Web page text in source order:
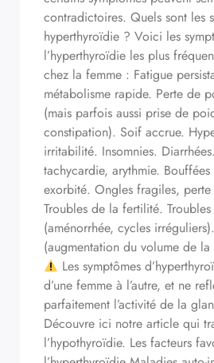
contradictoires. Quels sont les
hyperthyroïdie ? Voici les
l’hyperthyroïdie les plus
chez la femme : Fatigue
métabolisme rapide. Perte de
(mais parfois aussi prise de
constipation). Soif accrue.
irritabilité. Insomnies.
tachycardie, arythmie.
exorbité. Ongles fragiles,
Troubles de la fertilité. Troubles
(aménorrhée, cycles
(augmentation du volume de
Les symptômes
d’une femme à l’autre, et ne
parfaitement l’activité de la
Découvre ici notre article qui
l’hypothyroïdie. Les facteurs